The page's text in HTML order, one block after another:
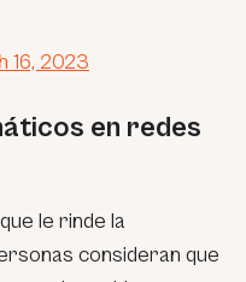
16, 2023
en redes
le rinde la
consideran que